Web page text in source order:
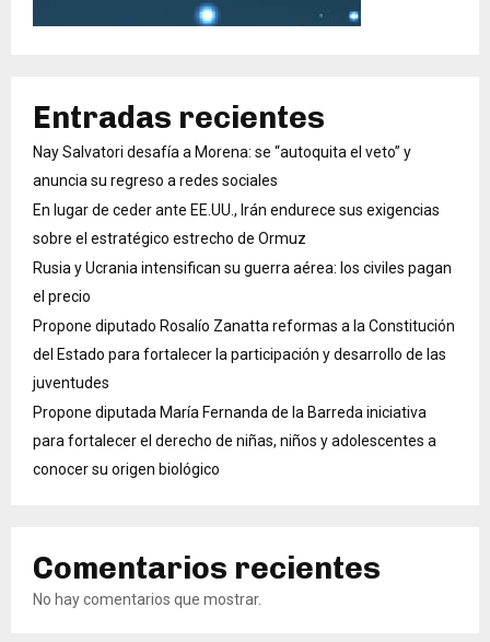
Entradas recientes
Nay Salvatori desafía a Morena: se “autoquita el veto” y
anuncia su regreso a redes sociales
En lugar de ceder ante EE.UU., Irán endurece sus exigencias
sobre el estratégico estrecho de Ormuz
Rusia y Ucrania intensifican su guerra aérea: los civiles pagan
el precio
Propone diputado Rosalío Zanatta reformas a la Constitución
del Estado para fortalecer la participación y desarrollo de las
juventudes
Propone diputada María Fernanda de la Barreda iniciativa
para fortalecer el derecho de niñas, niños y adolescentes a
conocer su origen biológico
Comentarios recientes
No hay comentarios que mostrar.